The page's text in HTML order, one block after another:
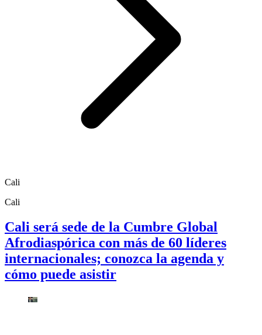
Cali
Cali
Cali será sede de la Cumbre Global
Afrodiaspórica con más de 60 líderes
internacionales; conozca la agenda y
cómo puede asistir